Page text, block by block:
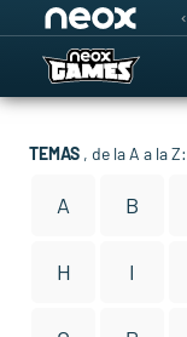
TEMAS , de la A a la Z:
A B
H I